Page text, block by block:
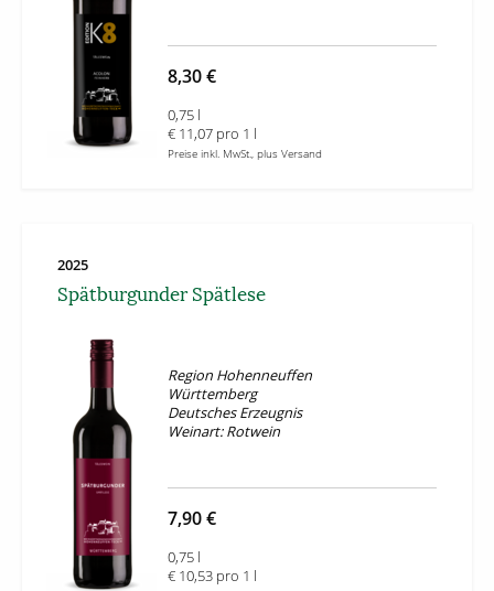
8,30 €
0,75 l
€ 11,07 pro 1 l
Preise inkl. MwSt., plus Versand
2025
Spätburgunder Spätlese
Region Hohenneuffen
Württemberg
Deutsches Erzeugnis
Weinart: Rotwein
7,90 €
0,75 l
€ 10,53 pro 1 l